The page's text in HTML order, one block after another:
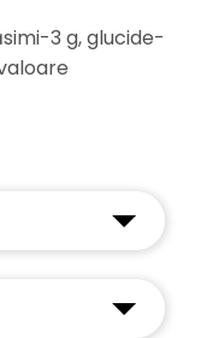
3 g, glucide-